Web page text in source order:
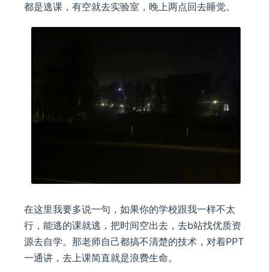
都是逃课，有空就去实验室，晚上两点回去睡觉。
在这里我要多说一句，如果你的学校跟我一样不太
行，能逃的课就逃，把时间空出去，去b站找优质资
源去自学。那老师自己都搞不清楚的技术，对着PPT
一通讲，去上课简直就是浪费生命。